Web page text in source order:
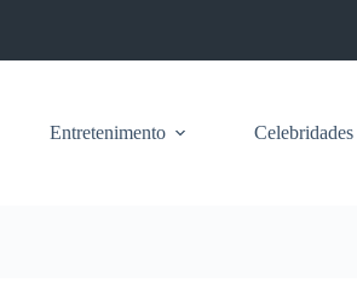
Entretenimento Celebridades